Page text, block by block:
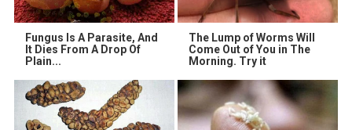
Fungus Is A Parasite, And
It Dies From A Drop Of
Plain...
The Lump of Worms Will
Come Out of You in The
Morning. Try it